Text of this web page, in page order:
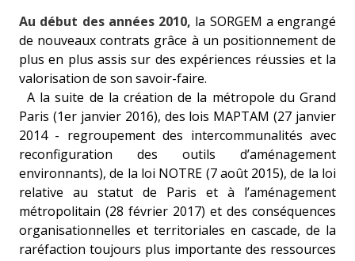
Au début des années 2010, la SORGEM a engrangé
de nouveaux contrats grâce à un positionnement de
plus en plus assis sur des expériences réussies et la
valorisation de son savoir-faire.
A la suite de la création de la métropole du Grand
Paris (1er janvier 2016), des lois MAPTAM (27 janvier
2014 - regroupement des intercommunalités avec
reconfiguration des outils d’aménagement
environnants), de la loi NOTRE (7 août 2015), de la loi
relative au statut de Paris et à l’aménagement
métropolitain (28 février 2017) et des conséquences
organisationnelles et territoriales en cascade, de la
raréfaction toujours plus importante des ressources